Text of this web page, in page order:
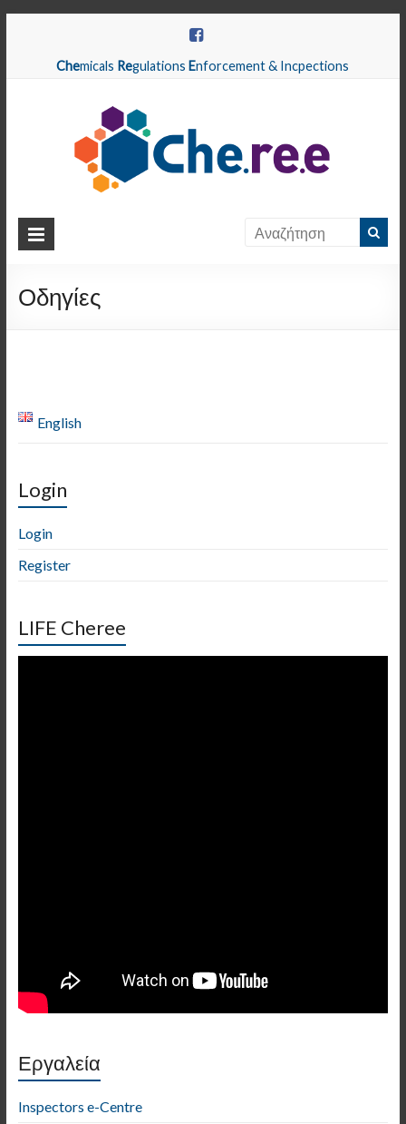
Chemicals RegulationsEnforcement & Incpections
CHEREE
Regulations
Enforcement
Οδηγίες
English
Login
Login
Register
LIFE Cheree
Εργαλεία
Inspectors e-Centre